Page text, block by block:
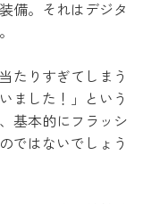
備。それはデジタ
たりすぎてしまう
ました！」という
基本的にフラッシ
ではないでしょう